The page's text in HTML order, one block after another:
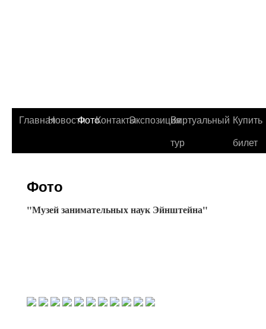
ГлавнаяНовостиФотоКонтактыЭкспозицияВиртуальный
тур
Купить
билет
Фото
"Музей занимательных наук Эйнштейна"